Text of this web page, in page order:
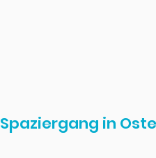
Spaziergang in